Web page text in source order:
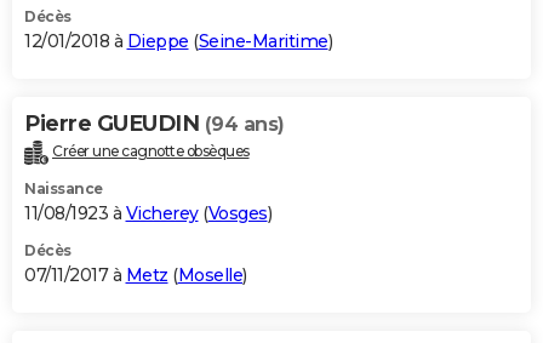
Décès
12/01/2018 à Dieppe (Seine-Maritime)
Pierre GUEUDIN (94 ans)
Créer une cagnotte obsèques
Naissance
11/08/1923 à Vicherey(Vosges)
Décès
07/11/2017 à Metz (Moselle)